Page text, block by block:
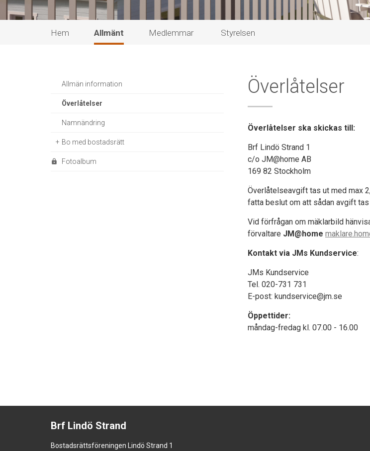
Hem Allmänt Medlemmar Styrelsen
Allmän information
Överlåtelser
Namnändring
Bo med bostadsrätt
Fotoalbum
Överlåtelser
Överlåtelser ska skickas till:
Brf Lindö Strand 1
c/o JM@home AB
169 82 Stockholm
Överlåtelseavgift tas ut med max
fatta beslut om att sådan avgift tas
Vid förfrågan om mäklarbild
förvaltare JM@home
Kontakt via JMs Kundservice:
JMs Kundservice
Tel. 020-731 731
E-post: kundservice@jm.se
Öppettider:
måndag-fredag kl. 07.00 - 16.00
Brf Lindö Strand
Bostadsrättsföreningen Lindö Strand 1